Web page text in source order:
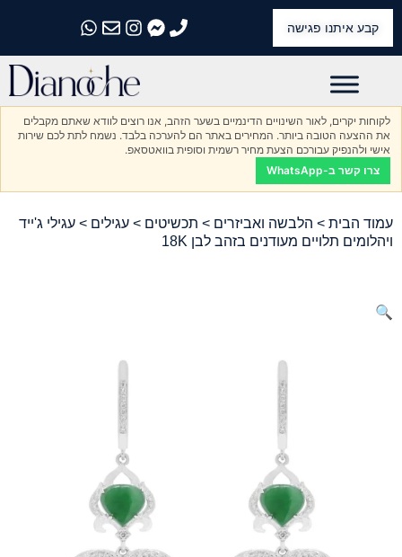
קבע איתנו פגישה
התקשרו אלינו
התקשרו אלינו
התקשרו אלינו
התקשרו אלינו
התקשרו אלינו
לקוחות יקרים, לאור השינויים הדינמיים בשער הזהב, אנו רוצים לוודא שאתם מקבלים
את ההצעה הטובה ביותר. המחירים באתר הם להערכה בלבד. נשמח לתת לכם שירות
אישי ולהנפיק עבורכם הצעת מחיר רשמית וסופית בוואטסאפ.
צרו קשר ב-WhatsApp
עמוד הבית > הלבשה ואביזרים > תכשיטים > עגילים > עגילי ג'ייד
ויהלומים תלויים מעודנים בזהב לבן 18K
🔍